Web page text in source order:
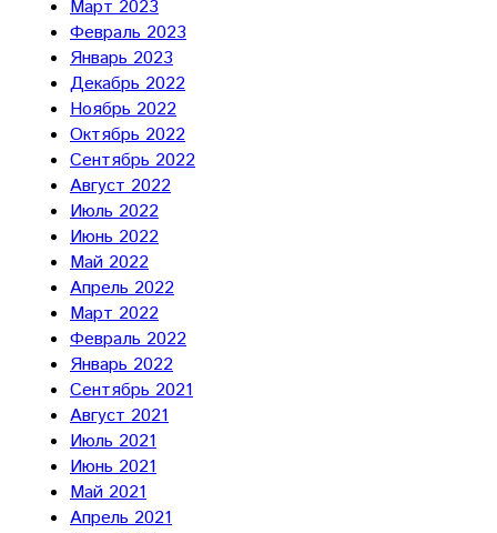
Март 2023
Февраль 2023
Январь 2023
Декабрь 2022
Ноябрь 2022
Октябрь 2022
Сентябрь 2022
Август 2022
Июль 2022
Июнь 2022
Май 2022
Апрель 2022
Март 2022
Февраль 2022
Январь 2022
Сентябрь 2021
Август 2021
Июль 2021
Июнь 2021
Май 2021
Апрель 2021